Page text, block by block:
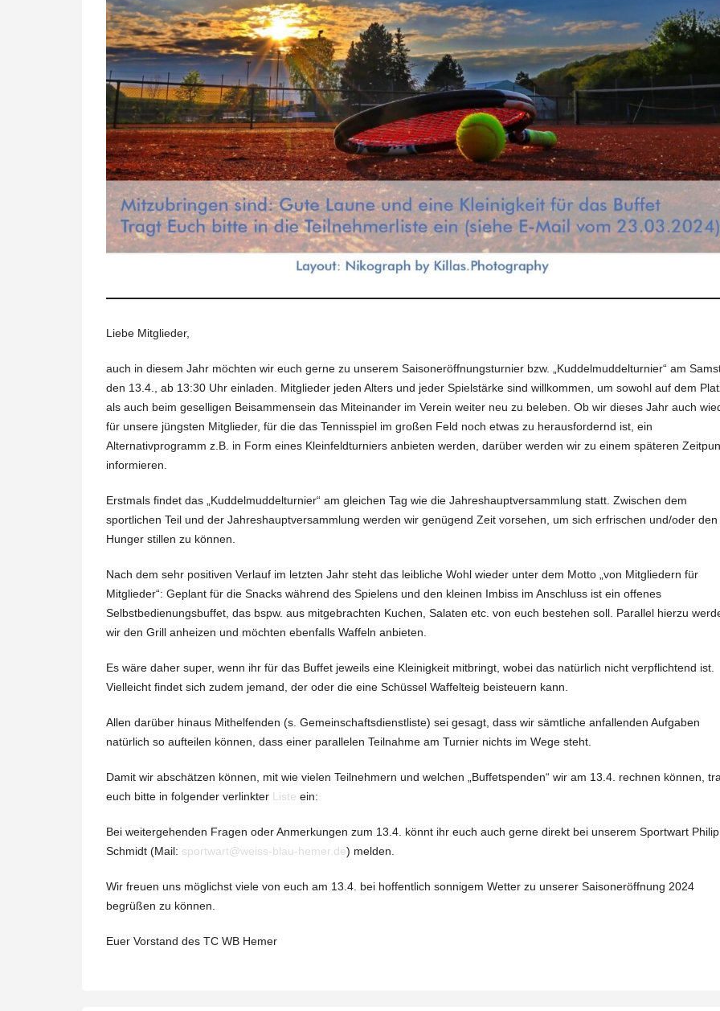
Liebe Mitglieder,
auch in diesem Jahr möchten wir euch gerne zu unserem Saisoneröffnungsturnier bzw. „Kuddelmuddelturnier“ am
den 13.4., ab 13:30 Uhr einladen. Mitglieder jeden Alters und jeder Spielstärke sind willkommen, um sowohl auf dem
als auch beim geselligen Beisammensein das Miteinander im Verein weiter neu zu beleben. Ob wir dieses Jahr auch
für unsere jüngsten Mitglieder, für die das Tennisspiel im großen Feld noch etwas zu herausfordernd ist, ein
Alternativprogramm z.B. in Form eines Kleinfeldturniers anbieten werden, darüber werden wir zu einem späteren
informieren.
Erstmals findet das „Kuddelmuddelturnier“ am gleichen Tag wie die Jahreshauptversammlung statt. Zwischen dem
sportlichen Teil und der Jahreshauptversammlung werden wir genügend Zeit vorsehen, um sich erfrischen und/oder den
Hunger stillen zu können.
Nach dem sehr positiven Verlauf im letzten Jahr steht das leibliche Wohl wieder unter dem Motto „von Mitgliedern für
Mitglieder“: Geplant für die Snacks während des Spielens und den kleinen Imbiss im Anschluss ist ein offenes
Selbstbedienungsbuffet, das bspw. aus mitgebrachten Kuchen, Salaten etc. von euch bestehen soll. Parallel hierzu
wir den Grill anheizen und möchten ebenfalls Waffeln anbieten.
Es wäre daher super, wenn ihr für das Buffet jeweils eine Kleinigkeit mitbringt, wobei das natürlich nicht verpflichtend ist.
Vielleicht findet sich zudem jemand, der oder die eine Schüssel Waffelteig beisteuern kann.
Allen darüber hinaus Mithelfenden (s. Gemeinschaftsdienstliste) sei gesagt, dass wir sämtliche anfallenden Aufgaben
natürlich so aufteilen können, dass einer parallelen Teilnahme am Turnier nichts im Wege steht.
Damit wir abschätzen können, mit wie vielen Teilnehmern und welchen „Buffetspenden“ wir am 13.4. rechnen können,
euch bitte in folgender verlinkter Liste ein:
Bei weitergehenden Fragen oder Anmerkungen zum 13.4. könnt ihr euch auch gerne direkt bei unserem Sportwart
Schmidt (Mail: sportwart@weiss-blau-hemer.de) melden.
Wir freuen uns möglichst viele von euch am 13.4. bei hoffentlich sonnigem Wetter zu unserer Saisoneröffnung 2024
begrüßen zu können.
Euer Vorstand des TC WB Hemer